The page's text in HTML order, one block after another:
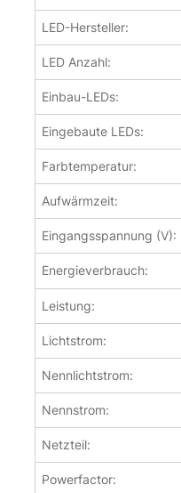
LED-Hersteller:
LED Anzahl:
Einbau-LEDs:
Eingebaute LEDs:
Farbtemperatur:
Aufwärmzeit:
Eingangsspannung (V):
Energieverbrauch:
Leistung:
Lichtstrom:
Nennlichtstrom:
Nennstrom:
Netzteil:
Powerfactor: